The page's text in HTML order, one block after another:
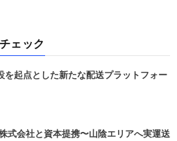
ェック
起点とした新たな配送プラットフォー
会社と資本提携〜山陰エリアへ実運送